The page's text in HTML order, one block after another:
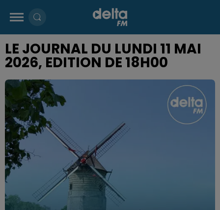
LE JOURNAL DU LUNDI 11 MAI
2026, EDITION DE 18H00